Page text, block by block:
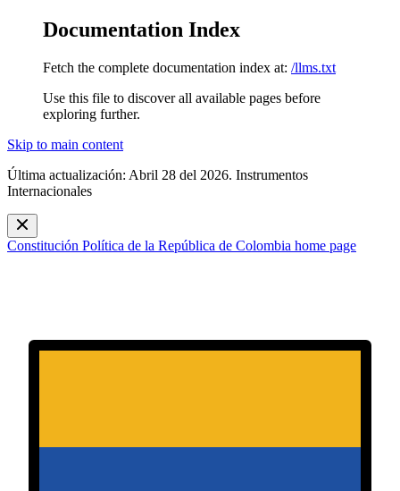
Documentation Index
Fetch the complete documentation index at: /llms.txt
Use this file to discover all available pages before
exploring further.
Skip to main content
Última actualización: Abril 28 del 2026. Instrumentos
Internacionales
Constitución Política de la República de Colombia home page